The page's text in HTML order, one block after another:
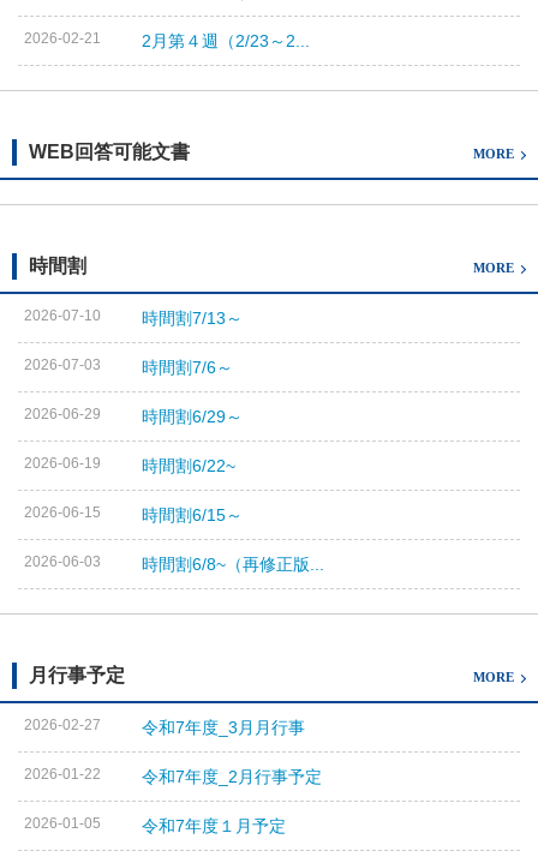
2026-02-21 2月第４週（2/23～2...
WEB回答可能文書 MORE
時間割 MORE
2026-07-10 時間割7/13～
2026-07-03 時間割7/6～
2026-06-29 時間割6/29～
2026-06-19 時間割6/22~
2026-06-15 時間割6/15～
2026-06-03 時間割6/8~（再修正版...
月行事予定 MORE
2026-02-27 令和7年度_3月月行事
2026-01-22 令和7年度_2月行事予定
2026-01-05 令和7年度１月予定